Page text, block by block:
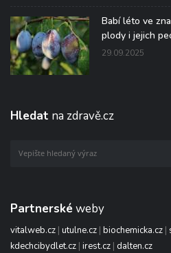
Babí léto ve
plody i jejich
29.09.2025
Hledat na zdravě.cz
Partnerské weby
vitalweb.cz | utulne.cz | biochemicka.cz |
kdechcibydlet.cz | irest.cz | dalten.cz